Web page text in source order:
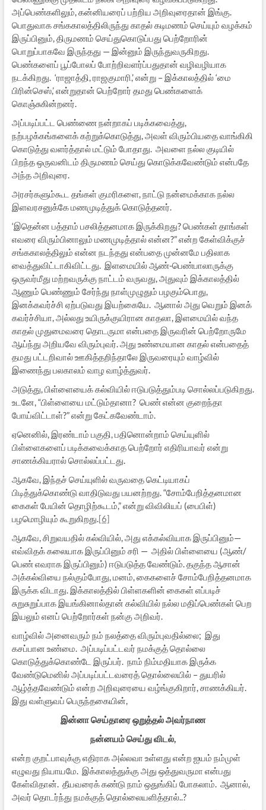
அப்பெண்களிலும், கன்னியரைப் பற்றிய அறிவுரைதான் இங்கு.
பொதுவாக சங்ககாலத்திலிருந்து காதல் கடிமணம் செய்யும் வழக்கம்
இருப்பினும், திருமணம் செய்துகொடுப்பது பெற்றோரின்
பொறுப்பாகவே இருந்தது — இன்னும் இருந்துவருகிறது.
பெண்களைப் பூப்போலப் போற்றிவளர்ப்பதுதான் வழிவழியாக
நடக்கிறது. ‘ராஜாத்தி, ராஜகுமாரி,’ என்று – இக்காலத்தில் ‘மை
பிரின்செஸ்,’ என்றுதான் பெற்றோர் தமது பெண்களைக்
கொஞ்சுகின்றனர்.
அப்படிப்பட்ட பெண்ணை நன்றாகப் படிக்கவைத்து,
நற்பழக்கங்களைக் கற்றுக்கொடுத்து, அவள் விரும்பியதை வாங்கிகி
கொடுத்து வளர்த்தால் மட்டும் போதாது. அவளை நல்ல குடியில்
பிறந்த ஒருவனிடம் திருமணம் செய்து கொடுக்கவேண்டும் என்பதே
அந்த அறிவுரை.
அரசர்களும்கூட தங்கள் குமரிகளை, நாட்டு நன்மைக்காக நல்ல
இளவரசனுக்கே மணமுடித்துக் கொடுத்தனர்.
‘இதென்ன பத்தாம் பசலித்தனமாக இருக்கிறது? பெண்கள் தாங்கள்
எவரை விரும்பினாலும் மணமுடித்தால் என்ன?” என்ற கேள்விக்குச்
சங்ககாலத்திலும் என்ன நடந்தது என்பதை முன்னமே பதிலாக
வைத்துவிட்டாகிவிட்டது. இளமையில் ஆண்-பெண்பாலாருக்கு
ஒருவர்மீது மற்றவருக்கு நாட்டம் வருவது, அதுவும் இக்காலத்தில்
ஆணும் பெண்ணும் சேர்ந்து நாள்முழுதும் பழகும்பொது,
இனக்கவர்ச்சி ஏற்படுவது இயற்கையே. ஆனால் அது வெறும் இனக்
கவர்ச்சியா, அல்லது உயிருக்குயிரான காதலா, இளமையில் வந்த
காதல் முதுமைவரை தொடருமா என்பதை இருவரின் பெற்றோருமே
ஆய்ந்து அறியவே விரும்புவர். அது உண்மையான காதல் என்பதைத்
தமது பட்டறிவால் ஊகித்தறிந்தாலே இருவரையும் வாழ்வில்
இணைந்து பலகாலம் வாழ வாழ்த்துவர்.
அடுத்து, பிள்ளையைக் கல்வியில் ஈடுபடுத்தும்படி சொல்லப்படுகிறது.
உடனே, “பிள்ளையை மட்டும்தானா? பெண் என்ன குறைந்தா
போய்விட்டாள்?” என்று கேட்கவேண்டாம்.
ஏனெனில், இரண்டாம் பகுதி, பதினொன்றாம் செய்யுளில்
பிள்ளைகளைப் படிக்கவைக்காத பெற்றோர் எதிரியாவர் என்று
சாணக்கியரால் சொல்லப்பட்டது.
ஆகவே, இந்தச் செய்யுளில் வருவதை கெட்டியாகப்
பிடித்துக்கொண்டு வாதிடுவது பயனற்றது. “சோம்பேறித்தனமான
கைகள் பேயின் தொழிற்கூடம்,” என்று விவிலியப் (பைபிள்)
பழமொழியும் கூறுகிறது.[6]
ஆகவே, சிறுவயதில் கல்வியில், அது எக்கல்வியாக இருப்பினும்—
எவ்விதக் கலையாக இருப்பினும் சரி — அதில் பிள்ளையை (ஆண்/
பெண் எவராக இருப்பினும்) ஈடுபடுத்த வேண்டும். தகுந்த ஆசான்
அக்கல்வியை நல்கும்போது, மனம், கைகளைச் சோம்பேறித்தனமாக
இருக்க விடாது. இக்காலத்தில் பிள்ளகளின் கைகள் எப்படிச்
சுறுசுறுப்பாக இயங்கினால்தான் கல்வியில் நல்ல மதிப்பெண்கள் பெற
இயலும் எனப் பெற்றோர்கள் நன்கு அறிவர்.
வாழ்வில் அனைவரும் நம் நலத்தை விரும்புவதில்லை; இது
கசப்பான உண்மை. அப்படிப்பட்டவர் நமக்குத் தொல்லை
கொடுத்துக்கொண்டே இருப்பர். நாம் நிம்மதியாக இருக்க
வேண்டுமெனில் அப்படிப்பட்டவரைத் தொல்லையில் – துயரில்
ஆழ்த்தவேண்டும் என்ற அறிவுரையை வழ்ங்குகிறார், சாணக்கியர்.
இது வள்ளுவப் பெருந்தகையின்,
இன்னா செய்தாரை ஒறுத்தல் அவர்நாண
நன்னயம் செய்து விடல்,
என்ற குறட்பாவுக்கு எதிராக அல்லவா உள்ளது என்ற ஐயம் நம்முள்
எழுவது நியாயமே. இக்காலத்துக்கு அது ஒத்துவருமா என்பது
கேள்விதான். தீயவரைக் கண்டு நாம் ஒதுங்கிப் போகலாம். ஆனால்,
அவர் தொடர்ந்து நமக்குத் தொல்லையளித்தால்..?